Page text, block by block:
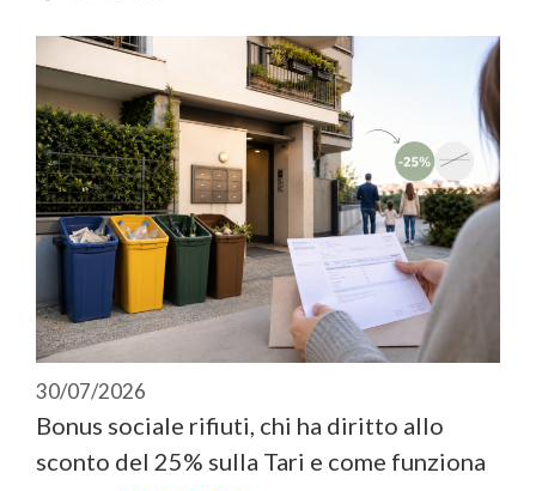
30/07/2026
Bonus sociale rifiuti, chi ha diritto allo
sconto del 25% sulla Tari e come funziona